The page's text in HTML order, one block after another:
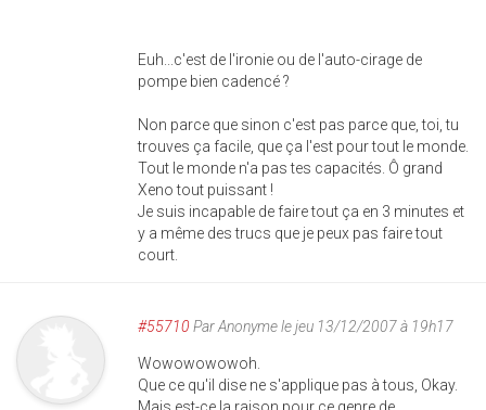
Euh...c'est de l'ironie ou de l'auto-cirage de
pompe bien cadencé ?
Non parce que sinon c'est pas parce que, toi, tu
trouves ça facile, que ça l'est pour tout le monde.
Tout le monde n'a pas tes capacités. Ô grand
Xeno tout puissant !
Je suis incapable de faire tout ça en 3 minutes et
y a même des trucs que je peux pas faire tout
court.
#55710 ParAnonymele jeu 13/12/2007 à 19h17
Wowowowowoh.
Que ce qu'il dise ne s'applique pas à tous, Okay.